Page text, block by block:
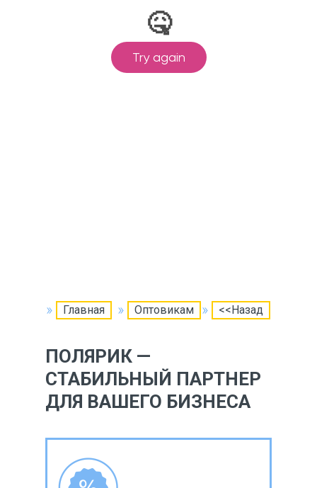
Главная Оптовикам <<Назад
ПОЛЯРИК —
СТАБИЛЬНЫЙ ПАРТНЕР
ДЛЯ ВАШЕГО БИЗНЕСА